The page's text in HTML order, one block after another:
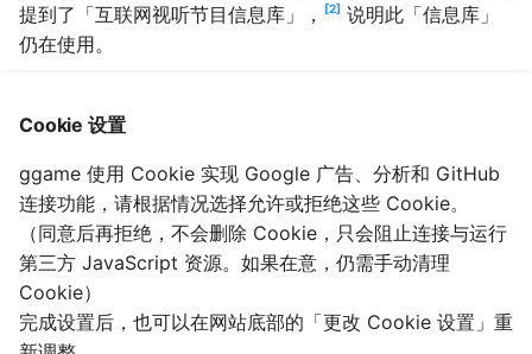
提到了「互联网视听节目信息库」，
2
说明此「信息库」
仍在使用。
务，所以尚不明确详细信息。
大饼, 《
对话视频网站审片员，看一部网剧的命运是如何被决定的
》, 微信公众号/网视互联, 2016-01-21. (参照 2022-09-20).
侯亚丽, 《
独家|总局网络司:开展IPTV“清朗视听”内容安全专项整治
》, 流媒体网, 2022-06-08. (参照 2022-09-20).
2023-01-12T18:23:50
Cookie 设置
ggame 使用 Cookie 实现 Google 广告、分析和 GitHub
连接功能，请根据情况选择允许或拒绝这些 Cookie。
（同意后再拒绝，不会删除 Cookie，只会阻止连接与运行
第三方 JavaScript 资源。如果在意，仍需手动清理
Cookie）
完成设置后，也可以在网站底部的「更改 Cookie 设置」重